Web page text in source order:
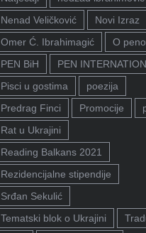
Nenad Veličković
Novi Izraz
Omer Ć. Ibrahimagić
O
PEN BiH
PEN
Pisci u gostima
poezija
Predrag Finci
Promocije
Rat u Ukrajini
Reading Balkans 2021
Rezidencijalne stipendije
Srđan Sekulić
Tematski blok o Ukrajini